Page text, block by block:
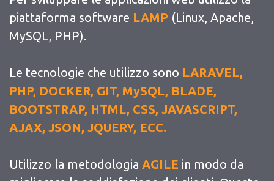
piattaforma software LAMP (Linux, Apache,
MySQL, PHP).
Le tecnologie che utilizzo sono LARAVEL,
PHP, DOCKER, GIT, MySQL, BLADE,
BOOTSTRAP, HTML, CSS, JAVASCRIPT,
AJAX, JSON, JQUERY, ECC.
Utilizzo la metodologia AGILE in modo da